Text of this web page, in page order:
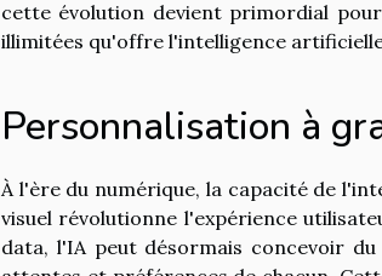
cette évolution devient primordial
illimitées qu'offre l'intelligence
Personnalisation à
À l'ère du numérique, la capacité de
visuel révolutionne l'expérience
data, l'IA peut désormais concevoir